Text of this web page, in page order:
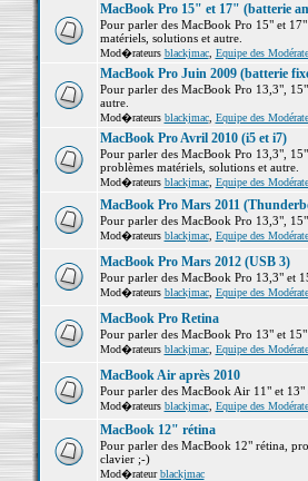
MacBook Pro 15" et 17" (batterie
Pour parler des MacBook Pro 15" et
matériels, solutions et autre.
Mod�rateurs blackjmac, Equipe des
MacBook Pro Juin 2009 (batterie
Pour parler des MacBook Pro 13,3",
autre.
Mod�rateurs blackjmac, Equipe des
MacBook Pro Avril 2010 (i5 et i7)
Pour parler des MacBook Pro 13,3",
problèmes matériels, solutions et autre.
Mod�rateurs blackjmac, Equipe des
MacBook Pro Mars 2011
Pour parler des MacBook Pro 13,3",
Mod�rateurs blackjmac, Equipe des
MacBook Pro Mars 2012 (USB 3)
Pour parler des MacBook Pro 13,3" et
Mod�rateurs blackjmac, Equipe des
MacBook Pro Retina
Pour parler des MacBook Pro 13" et
Mod�rateurs blackjmac, Equipe des
MacBook Air après 2010
Pour parler des MacBook Air 11" et
Mod�rateurs blackjmac, Equipe des
MacBook 12" rétina
Pour parler des MacBook 12" rétina,
clavier ;-)
Mod�rateurblackjmac